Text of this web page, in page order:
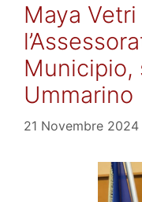
Maya
Municipio,
Ummarino
21 Novembre 2024